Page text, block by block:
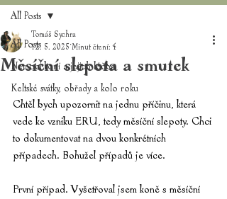
All Posts
Nemoci koní a jejich léčba
Keltské svátky, obřady a kolo roku
All Posts
Měsíční slepota a smutek
Tomáš Sychra
12. 5. 2025 Minut čtení: 4
Chtěl bych upozornit na jednu příčinu, která
vede ke vzniku ERU, tedy měsíční slepoty. Chci
to dokumentovat na dvou konkrétních
případech. Bohužel případů je více.
První případ. Vyšetřoval jsem koně s měsíční